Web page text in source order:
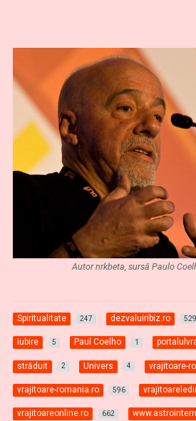
Autor nrkbeta, sursă Paulo
Spiritualitate 247 dezvaluiribiz.ro 529
iubire 5 Paul Coelho 1
străduit 2 Univers 4 vrajitoare-
vrajitoare-romania.ro 596
vrajitoareonline.ro 662